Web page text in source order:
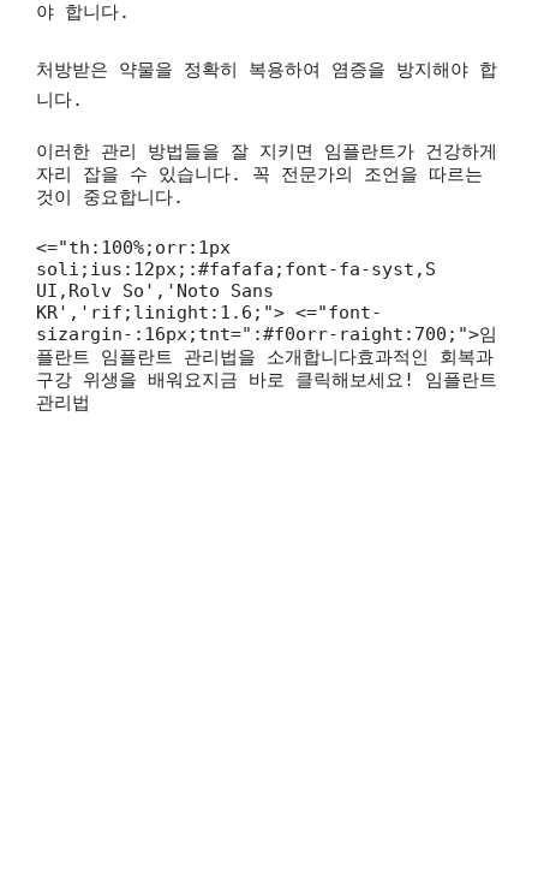
야 합니다.
처방받은 약물을 정확히 복용하여 염증을 방지해야 합
니다.
이러한 관리 방법들을 잘 지키면 임플란트가 건강하게
자리 잡을 수 있습니다. 꼭 전문가의 조언을 따르는
것이 중요합니다.
<="th:100%;orr:1px
soli;ius:12px;:#fafafa;font-fa-syst,S
UI,Rolv So','Noto Sans
KR','rif;linight:1.6;"> <="font-
sizargin-:16px;tnt=":#f0orr-raight:700;">임
플란트 임플란트 관리법을 소개합니다효과적인 회복과
구강 위생을 배워요지금 바로 클릭해보세요! 임플란트
관리법